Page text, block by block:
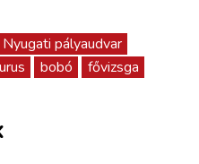
Nyugati pályaudvar
bobó fővizsga